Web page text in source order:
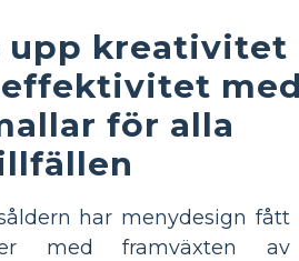
upp kreativitet
för alla
har menydesign fått
med framväxten av